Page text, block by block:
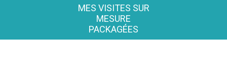
MES VISITES SUR
MESURE
PACKAGÉES